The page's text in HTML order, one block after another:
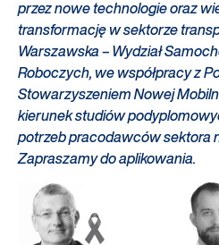
przez nowe technologie oraz
transformację w sektorze
Warszawska – Wydział
Roboczych, we współpracy z
Stowarzyszeniem Nowej
kierunek studiów
potrzeb pracodawców sektora
Zapraszamy do aplikowania.